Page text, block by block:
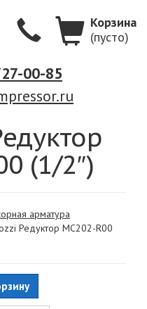
Корзина
(пусто)
00-85
(1/2″)
арматура
Редуктор MC202-R00